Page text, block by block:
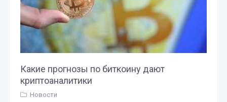
Какие прогнозы по биткоину дают
криптоаналитики
Новости